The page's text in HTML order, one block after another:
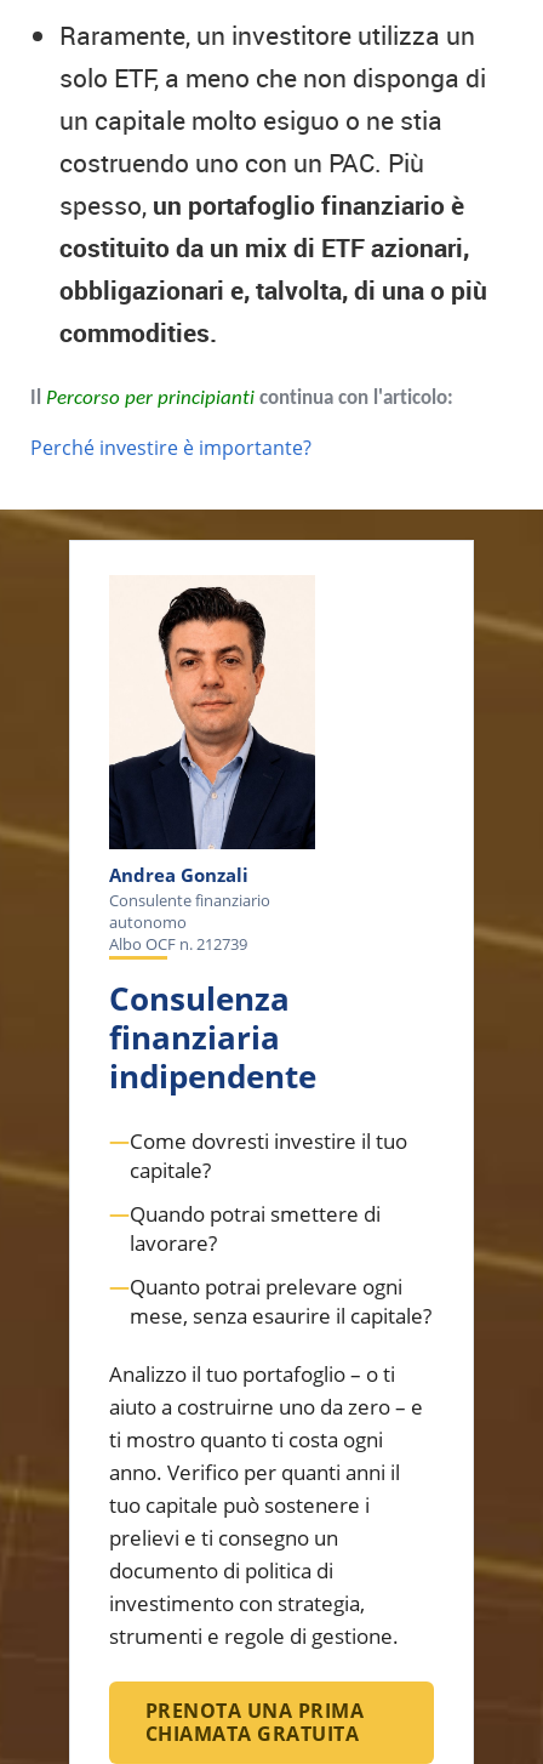
Raramente, un investitore utilizza un
solo ETF, a meno che non disponga di
un capitale molto esiguo o ne stia
costruendo uno con un PAC. Più
spesso, un portafoglio finanziario è
costituito da un mix di ETF azionari,
obbligazionari e, talvolta, di una o più
commodities.
Percorso per principianti continua con l'articolo:
Perché investire è importante?
Andrea Gonzali
Consulente finanziario
autonomo
Albo OCF n. 212739
Consulenza
finanziaria
indipendente
—Come dovresti investire il tuo
capitale?
—Quando potrai smettere di
lavorare?
—Quanto potrai prelevare ogni
mese, senza esaurire il capitale?
Analizzo il tuo portafoglio – o ti
aiuto a costruirne uno da zero – e
ti mostro quanto ti costa ogni
anno. Verifico per quanti anni il
tuo capitale può sostenere i
prelievi e ti consegno un
documento di politica di
investimento con strategia,
strumenti e regole di gestione.
PRENOTA UNA PRIMA
CHIAMATA GRATUITA